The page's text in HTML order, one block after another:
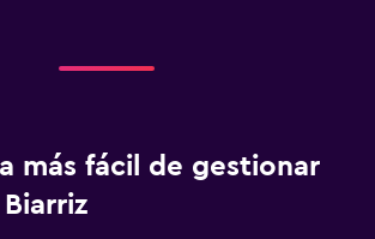
más fácil de gestionar